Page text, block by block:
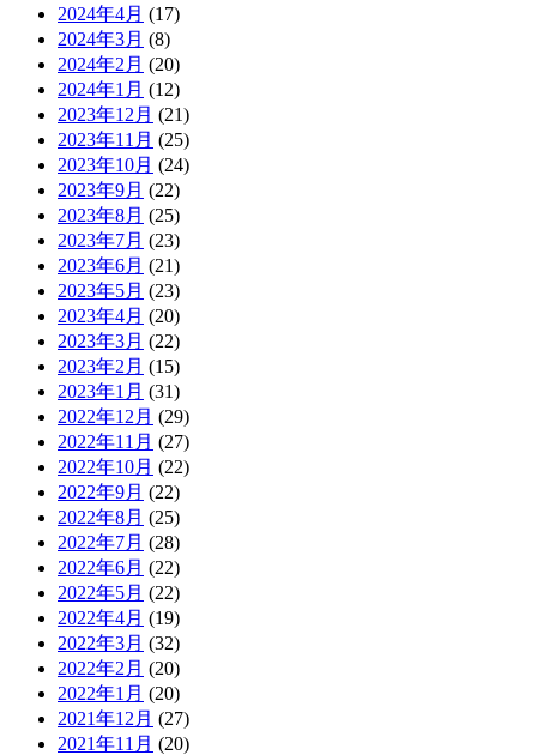
2024年4月 (17)
2024年3月 (8)
2024年2月 (20)
2024年1月 (12)
2023年12月 (21)
2023年11月 (25)
2023年10月 (24)
2023年9月 (22)
2023年8月 (25)
2023年7月 (23)
2023年6月 (21)
2023年5月 (23)
2023年4月 (20)
2023年3月 (22)
2023年2月 (15)
2023年1月 (31)
2022年12月 (29)
2022年11月 (27)
2022年10月 (22)
2022年9月 (22)
2022年8月 (25)
2022年7月 (28)
2022年6月 (22)
2022年5月 (22)
2022年4月 (19)
2022年3月 (32)
2022年2月 (20)
2022年1月 (20)
2021年12月 (27)
2021年11月 (20)